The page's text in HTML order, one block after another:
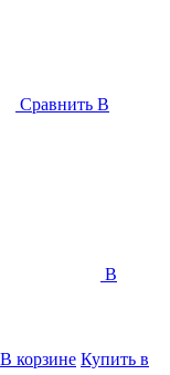
Сравнить В
В
В корзине Купить в